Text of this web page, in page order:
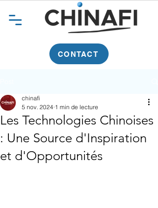
CONTACT
Les Technologies Chinoises
: Une Source d'Inspiration
et d'Opportunités
chinafi
5 nov. 2024 1 min de lecture